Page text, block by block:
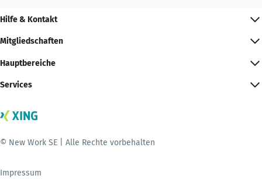
Hilfe & Kontakt
Mitgliedschaften
Hauptbereiche
Services
© New Work SE | Alle Rechte vorbehalten
Impressum